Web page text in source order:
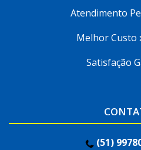
Atendimento
Melhor Custo
Satisfação
(51)